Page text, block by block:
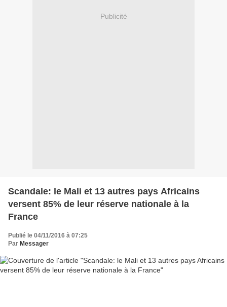
Publicité
Scandale: le Mali et 13 autres pays Africains
versent 85% de leur réserve nationale à la
France
Publié le 04/11/2016 à 07:25
Par Messager